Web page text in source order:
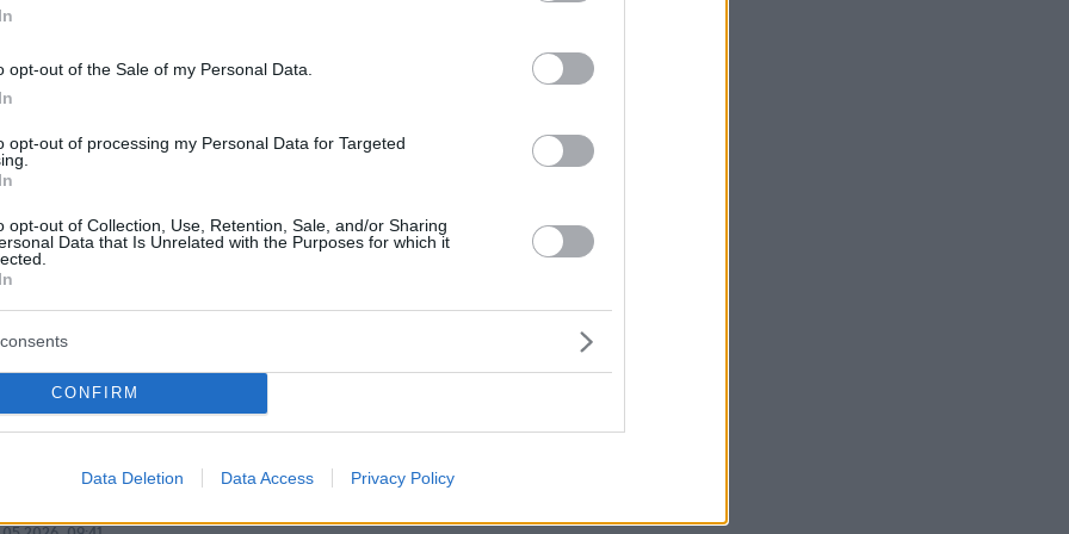
opt-out of the Sale of my Personal Data.
opt-out of processing my Personal Data for Targeted
opt-out of Collection, Use, Retention, Sale, and/or Sharing
Data that Is Unrelated with the Purposes for which it
CONFIRM
Data Deletion Data Access Privacy Policy
protothema.gr στο Google News
Ειδήσειςαπό την Ελλάδα και τον Κόσμο, τη
στο
(7) ΠΡΟΣΘΗΚΗ ΣΧΟΛΙΟΥ
τα χρηματα να παρακρατηθουν απο τα επιδοματα